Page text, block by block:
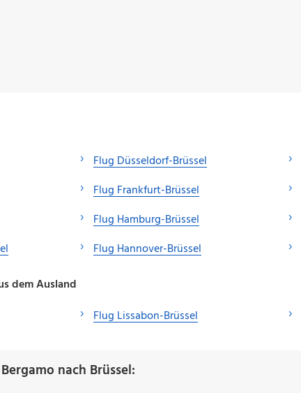
Flug Düsseldorf-Brüssel
Flug Frankfurt-Brüssel
Flug Hamburg-Brüssel
Flug Hannover-Brüssel
dem Ausland
Flug Lissabon-Brüssel
nach Brüssel: